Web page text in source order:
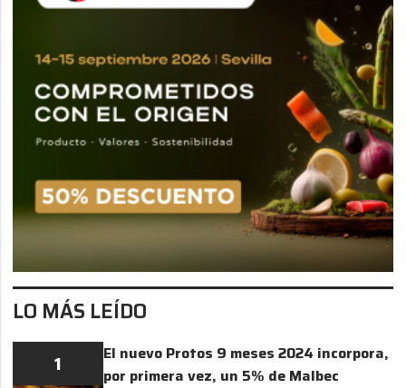
LO MÁS LEÍDO
1
El nuevo Protos 9 meses 2024 incorpora,
por primera vez, un 5% de Malbec